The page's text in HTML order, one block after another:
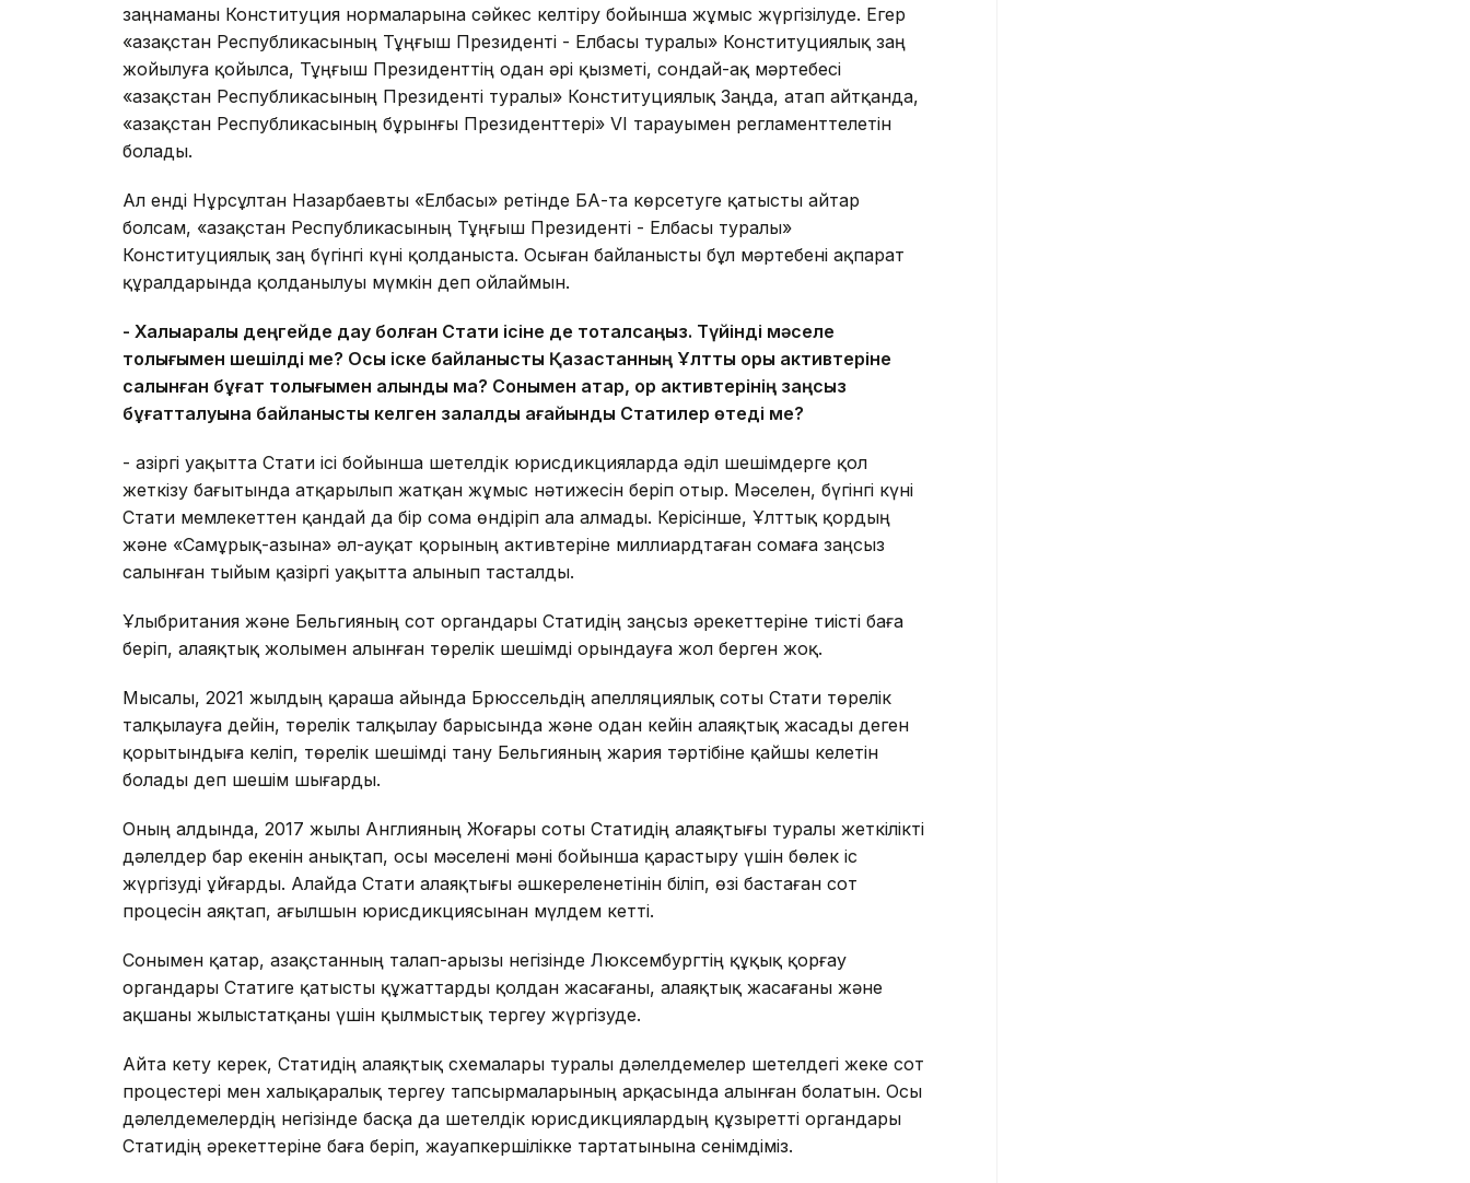
заңнаманы Конституция нормаларына сәйкес келтіру бойынша жұмыс жүргізілуде. Егер
«Қазақстан Республикасының Тұңғыш Президенті - Елбасы туралы» Конституциялық заң
жойылуға қойылса, Тұңғыш Президенттің одан әрі қызметі, сондай-ақ мәртебесі
«Қазақстан Республикасының Президенті туралы» Конституциялық Заңда, атап айтқанда,
«Қазақстан Республикасының бұрынғы Президенттері» VI тарауымен регламенттелетін
болады.
Ал енді Нұрсұлтан Назарбаевты «Елбасы» ретінде БАҚ-та көрсетуге қатысты айтар
болсам, «Қазақстан Республикасының Тұңғыш Президенті - Елбасы туралы»
Конституциялық заң бүгінгі күні қолданыста. Осыған байланысты бұл мәртебені ақпарат
құралдарында қолданылуы мүмкін деп ойлаймын.
- Халықаралық деңгейде дау болған Стати ісіне де тоқталсаңыз. Түйінді мәселе
толығымен шешілді ме? Осы іске байланысты Қазақстанның Ұлттық қоры активтеріне
салынған бұғат толығымен алынды ма? Сонымен қатар, қор активтерінің заңсыз
бұғатталуына байланысты келген залалды ағайынды Статилер өтеді ме?
- Қазіргі уақытта Стати ісі бойынша шетелдік юрисдикцияларда әділ шешімдерге қол
жеткізу бағытында атқарылып жатқан жұмыс нәтижесін беріп отыр. Мәселен, бүгінгі күні
Стати мемлекеттен қандай да бір сома өндіріп ала алмады. Керісінше, Ұлттық қордың
және «Самұрық-Қазына» әл-ауқат қорының активтеріне миллиардтаған сомаға заңсыз
салынған тыйым қазіргі уақытта алынып тасталды.
Ұлыбритания және Бельгияның сот органдары Статидің заңсыз әрекеттеріне тиісті баға
беріп, алаяқтық жолымен алынған төрелік шешімді орындауға жол берген жоқ.
Мысалы, 2021 жылдың қараша айында Брюссельдің апелляциялық соты Стати төрелік
талқылауға дейін, төрелік талқылау барысында және одан кейін алаяқтық жасады деген
қорытындыға келіп, төрелік шешімді тану Бельгияның жария тәртібіне қайшы келетін
болады деп шешім шығарды.
Оның алдында, 2017 жылы Англияның Жоғары соты Статидің алаяқтығы туралы жеткілікті
дәлелдер бар екенін анықтап, осы мәселені мәні бойынша қарастыру үшін бөлек іс
жүргізуді ұйғарды. Алайда Стати алаяқтығы әшкереленетінін біліп, өзі бастаған сот
процесін аяқтап, ағылшын юрисдикциясынан мүлдем кетті.
Сонымен қатар, Қазақстанның талап-арызы негізінде Люксембургтің құқық қорғау
органдары Статиге қатысты құжаттарды қолдан жасағаны, алаяқтық жасағаны және
ақшаны жылыстатқаны үшін қылмыстық тергеу жүргізуде.
Айта кету керек, Статидің алаяқтық схемалары туралы дәлелдемелер шетелдегі жеке сот
процестері мен халықаралық тергеу тапсырмаларының арқасында алынған болатын. Осы
дәлелдемелердің негізінде басқа да шетелдік юрисдикциялардың құзыретті органдары
Статидің әрекеттеріне баға беріп, жауапкершілікке тартатынына сенімдіміз.